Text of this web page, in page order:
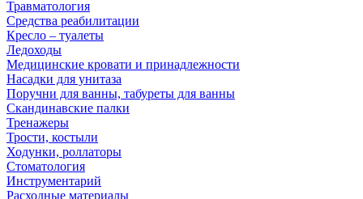
Травматология
Средства реабилитации
Кресло – туалеты
Ледоходы
Медицинские кровати и принадлежности
Насадки для унитаза
Поручни для ванны, табуреты для ванны
Скандинавские палки
Тренажеры
Трости, костыли
Ходунки, роллаторы
Стоматология
Инструментарий
Расходные материалы